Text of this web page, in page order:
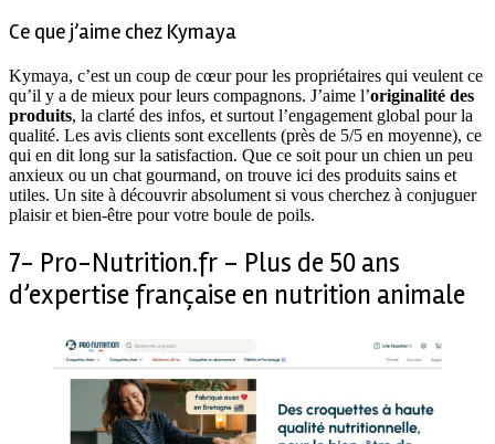
Ce que j’aime chez Kymaya
Kymaya, c’est un coup de cœur pour les propriétaires qui veulent ce
qu’il y a de mieux pour leurs compagnons. J’aime l’originalité des
produits, la clarté des infos, et surtout l’engagement global pour la
qualité. Les avis clients sont excellents (près de 5/5 en moyenne), ce
qui en dit long sur la satisfaction. Que ce soit pour un chien un peu
anxieux ou un chat gourmand, on trouve ici des produits sains et
utiles. Un site à découvrir absolument si vous cherchez à conjuguer
plaisir et bien-être pour votre boule de poils.
7- Pro-Nutrition.fr – Plus de 50 ans
d’expertise française en nutrition animale